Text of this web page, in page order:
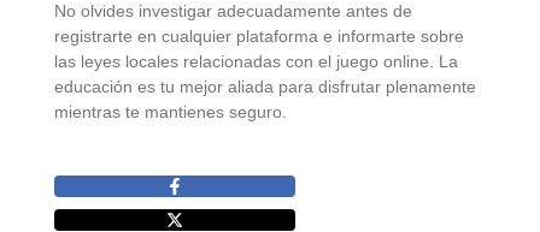
No olvides investigar adecuadamente antes de
registrarte en cualquier plataforma e informarte sobre
las leyes locales relacionadas con el juego online. La
educación es tu mejor aliada para disfrutar plenamente
mientras te mantienes seguro.